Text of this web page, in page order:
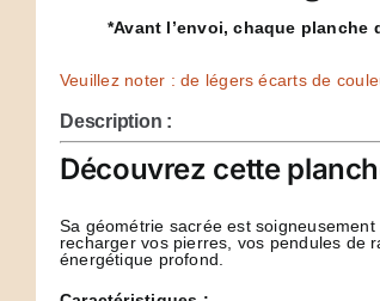
*Avant l’envoi, chaque planche
Veuillez noter : de légers écarts de
Description :
Découvrez cette
Sa géométrie sacrée est
recharger vos pierres, vos pendules de
énergétique profond.